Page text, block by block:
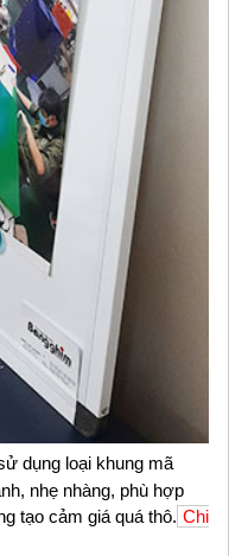
dụng loại khung mã
nhẹ nhàng, phù hợp
tạo cảm giá quá thô. Chi